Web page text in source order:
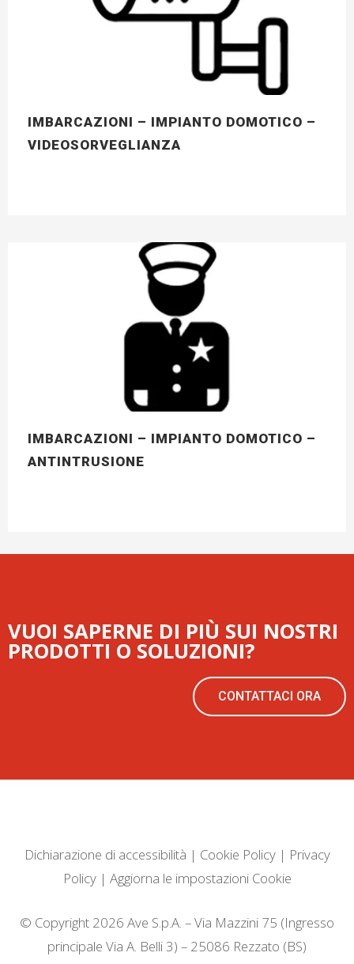
IMBARCAZIONI – IMPIANTO DOMOTICO –
VIDEOSORVEGLIANZA
IMBARCAZIONI – IMPIANTO DOMOTICO –
ANTINTRUSIONE
VUOI SAPERNE DI PIÙ SUI NOSTRI
PRODOTTI O SOLUZIONI?
CONTATTACI ORA
Dichiarazione di accessibilità | Cookie Policy| Privacy
Policy| Aggiorna le impostazioni Cookie
© Copyright 2026 Ave S.p.A. – Via Mazzini 75 (Ingresso
principale Via A. Belli 3) – 25086 Rezzato (BS)